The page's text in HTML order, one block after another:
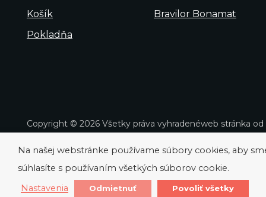
Košík
Pokladňa
Bravilor Bonamat
Copyright © 2026 Všetky práva vyhradenéweb stránka od
Na našej webstránke používame súbory cookies, aby
súhlasíte s používaním všetkých súborov cookie.
Nastavenia
Odmietnuť Povoliť všetky